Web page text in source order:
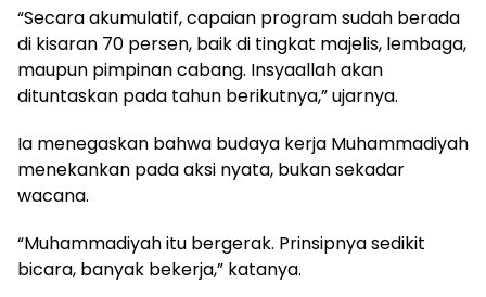
“Secara akumulatif, capaian program sudah berada
di kisaran 70 persen, baik di tingkat majelis, lembaga,
maupun pimpinan cabang. Insyaallah akan
dituntaskan pada tahun berikutnya,” ujarnya.
Ia menegaskan bahwa budaya kerja Muhammadiyah
menekankan pada aksi nyata, bukan sekadar
wacana.
“Muhammadiyah itu bergerak. Prinsipnya sedikit
bicara, banyak bekerja,” katanya.